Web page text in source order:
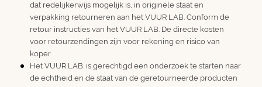
dat redelijkerwijs mogelijk is, in originele staat en
verpakking retourneren aan het VUUR LAB. Conform de
retour instructies van het VUUR LAB. De directe kosten
voor retourzendingen zijn voor rekening en risico van
koper.
Het VUUR LAB. is gerechtigd een onderzoek te starten naar
de echtheid en de staat van de geretourneerde producten